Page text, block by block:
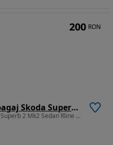
Eleron tuning sport portbagaj Skoda Superb 2 Mk2 Sedan Rline 2008-2013 v5
Eleron tuning sport portbagaj Skoda Superb 2 Mk2 Sedan Rline 2008-2013 v5
200 RON